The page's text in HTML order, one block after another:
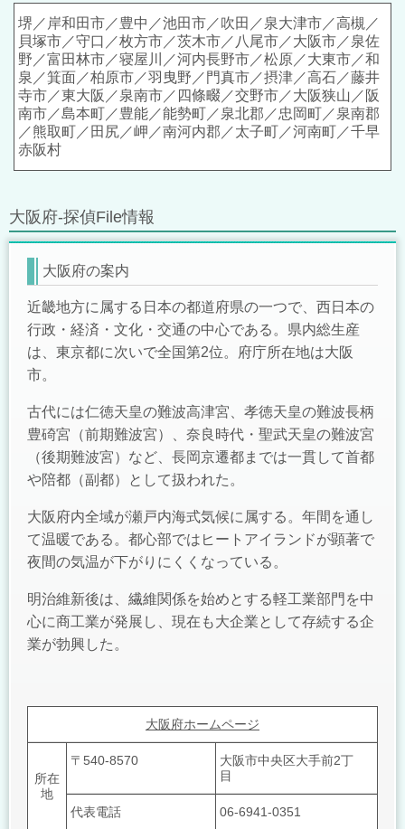
堺／岸和田市／豊中／池田市／吹田／泉大津市／高槻／
貝塚市／守口／枚方市／茨木市／八尾市／大阪市／泉佐
野／富田林市／寝屋川／河内長野市／松原／大東市／和
泉／箕面／柏原市／羽曳野／門真市／摂津／高石／藤井
寺市／東大阪／泉南市／四條畷／交野市／大阪狭山／阪
南市／島本町／豊能／能勢町／泉北郡／忠岡町／泉南郡
／熊取町／田尻／岬／南河内郡／太子町／河南町／千早
赤阪村
大阪府-探偵File情報
大阪府の案内
近畿地方に属する日本の都道府県の一つで、西日本の
行政・経済・文化・交通の中心である。県内総生産
は、東京都に次いで全国第2位。府庁所在地は大阪
市。
古代には仁徳天皇の難波高津宮、孝徳天皇の難波長柄
豊碕宮（前期難波宮）、奈良時代・聖武天皇の難波宮
（後期難波宮）など、長岡京遷都までは一貫して首都
や陪都（副都）として扱われた。
大阪府内全域が瀬戸内海式気候に属する。年間を通し
て温暖である。都心部ではヒートアイランドが顕著で
夜間の気温が下がりにくくなっている。
明治維新後は、繊維関係を始めとする軽工業部門を中
心に商工業が発展し、現在も大企業として存続する企
業が勃興した。
大阪府ホームページ
所在
地
〒540-8570
大阪市中央区大手前2丁
目
代表電話 06-6941-0351